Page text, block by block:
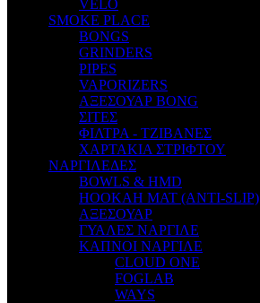
VELO
SMOKE PLACE
BONGS
GRINDERS
PIPES
VAPORIZERS
ΑΞΕΣΟΥΑΡ BONG
ΣΙΤΕΣ
ΦΙΛΤΡΑ - ΤΖΙΒΑΝΕΣ
ΧΑΡΤΑΚΙΑ ΣΤΡΙΦΤΟΥ
ΝΑΡΓΙΛΕΔΕΣ
BOWLS & HMD
HOOKAH MAT (ANTI-SLIP)
ΑΞΕΣΟΥΑΡ
ΓΥΑΛΕΣ ΝΑΡΓΙΛΕ
ΚΑΠΝΟΙ ΝΑΡΓΙΛΕ
CLOUD ONE
FOGLAB
WAYS